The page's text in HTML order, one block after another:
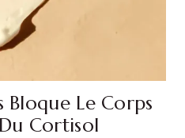
Bloque Le Corps
Cortisol